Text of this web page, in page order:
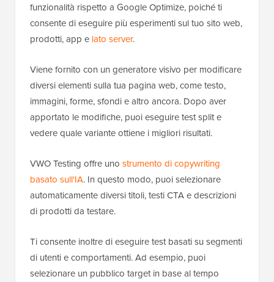
funzionalità rispetto a Google Optimize, poiché ti
consente di eseguire più esperimenti sul tuo sito web,
prodotti, app e lato server.
Viene fornito con un generatore visivo per modificare
diversi elementi sulla tua pagina web, come testo,
immagini, forme, sfondi e altro ancora. Dopo aver
apportato le modifiche, puoi eseguire test split e
vedere quale variante ottiene i migliori risultati.
VWO Testing offre uno strumento di copywriting
basato sull'IA. In questo modo, puoi selezionare
automaticamente diversi titoli, testi CTA e descrizioni
di prodotti da testare.
Ti consente inoltre di eseguire test basati su segmenti
di utenti e comportamenti. Ad esempio, puoi
selezionare un pubblico target in base al tempo